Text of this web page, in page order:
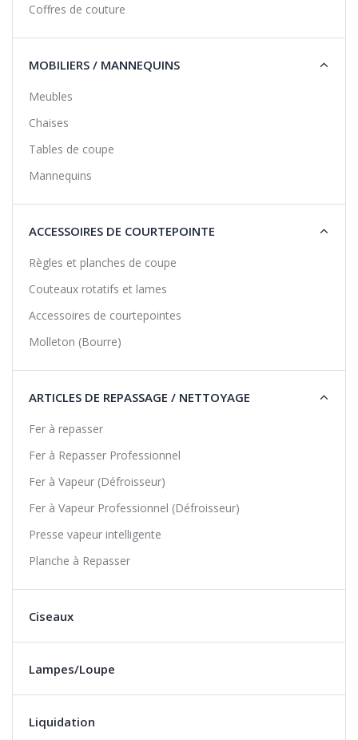
Coffres de couture
MOBILIERS / MANNEQUINS
Meubles
Chaises
Tables de coupe
Mannequins
ACCESSOIRES DE COURTEPOINTE
Règles et planches de coupe
Couteaux rotatifs et lames
Accessoires de courtepointes
Molleton (Bourre)
ARTICLES DE REPASSAGE / NETTOYAGE
Fer à repasser
Fer à Repasser Professionnel
Fer à Vapeur (Défroisseur)
Fer à Vapeur Professionnel (Défroisseur)
Presse vapeur intelligente
Planche à Repasser
Ciseaux
Lampes/Loupe
Liquidation